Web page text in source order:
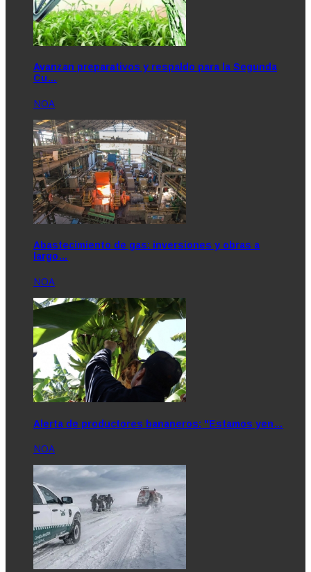
Avanzan preparativos y respaldo para la Segunda
Cu…
NOA
Abastecimiento de gas: inversiones y obras a
largo…
NOA
Alerta de productores bananeros: "Estamos yen…
NOA